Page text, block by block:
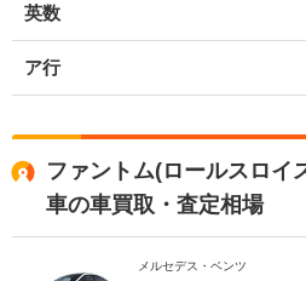
英数
ア行
ファントム(ロールスロイ
車の車買取・査定相場
メルセデス・ベンツ